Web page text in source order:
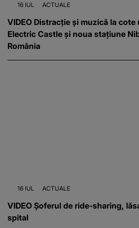
16 IUL ACTUALE
VIDEO Distracție și muzică la cote
Electric Castle și noua stațiune
România
16 IUL ACTUALE
VIDEO Șoferul de ride-sharing,
spital